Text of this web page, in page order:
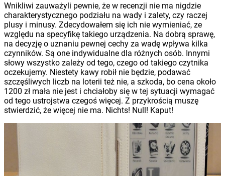
Wnikliwi zauważyli pewnie, że w recenzji nie ma nigdzie
charakterystycznego podziału na wady i zalety, czy raczej
plusy i minusy. Zdecydowałem się ich nie wymieniać, ze
względu na specyfikę takiego urządzenia. Na dobrą sprawę,
na decyzję o uznaniu pewnej cechy za wadę wpływa kilka
czynników. Są one indywidualne dla różnych osób. Innymi
słowy wszystko zależy od tego, czego od takiego czytnika
oczekujemy. Niestety kawy robił nie będzie, podawać
szczęśliwych liczb na loterii też nie, a szkoda, bo cena około
1200 zł mała nie jest i chciałoby się w tej sytuacji wymagać
od tego ustrojstwa czegoś więcej. Z przykrością muszę
stwierdzić, że więcej nie ma. Nichts! Null! Kaput!